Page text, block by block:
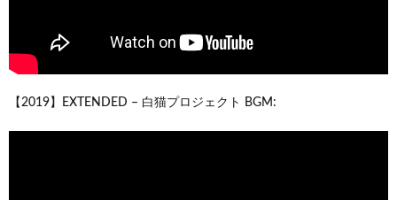
【2019】EXTENDED – 白猫プロジェクト BGM: